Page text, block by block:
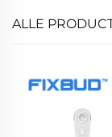
ALLE